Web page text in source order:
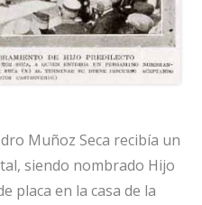
Muñoz Seca recibía un
siendo nombrado Hijo
placa en la casa de la